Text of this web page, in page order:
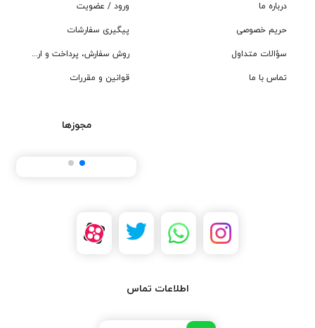
درباره ما
حریم خصوصی
سؤالات متداول
تماس با ما
ورود / عضویت
پیگیری سفارشات
روش سفارش، پرداخت و ارسال
قوانین و مقررات
مجوزها
اطلاعات تماس